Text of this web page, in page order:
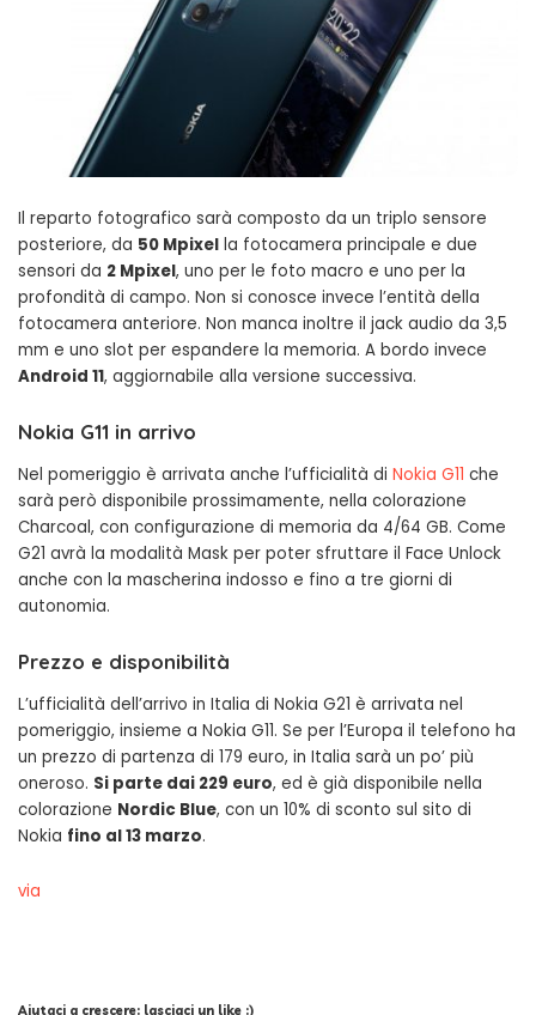
Il reparto fotografico sarà composto da un triplo sensore
posteriore, da 50 Mpixel la fotocamera principale e due
sensori da 2 Mpixel, uno per le foto macro e uno per la
profondità di campo. Non si conosce invece l’entità della
fotocamera anteriore. Non manca inoltre il jack audio da 3,5
mm e uno slot per espandere la memoria. A bordo invece
Android 11, aggiornabile alla versione successiva.
Nokia G11 in arrivo
Nel pomeriggio è arrivata anche l’ufficialità di Nokia G11 che
sarà però disponibile prossimamente, nella colorazione
Charcoal, con configurazione di memoria da 4/64 GB. Come
G21 avrà la modalità Mask per poter sfruttare il Face Unlock
anche con la mascherina indosso e fino a tre giorni di
autonomia.
Prezzo e disponibilità
L’ufficialità dell’arrivo in Italia di Nokia G21 è arrivata nel
pomeriggio, insieme a Nokia G11. Se per l’Europa il telefono ha
un prezzo di partenza di 179 euro, in Italia sarà un po’ più
oneroso. Si parte dai 229 euro, ed è già disponibile nella
colorazione Nordic Blue, con un 10% di sconto sul sito di
Nokia fino al 13 marzo.
via
Aiutaci a crescere: lasciaci un like :)